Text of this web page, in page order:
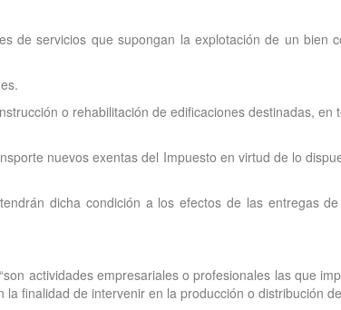
de servicios que supongan la explotación de un bien
o rehabilitación de edificaciones destinadas, en
nuevos exentas del Impuesto en virtud de lo
dicha condición a los efectos de las entregas
actividades empresariales o profesionales las que
finalidad de intervenir en la producción o distribución